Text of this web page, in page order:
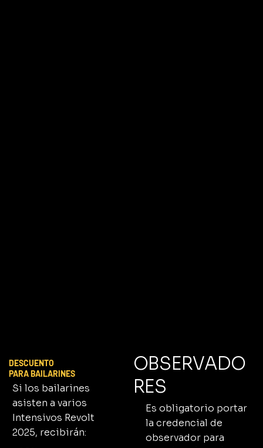
DESCUENTO
PARA BAILARINES
Si los bailarines
asisten a varios
Intensivos Revolt
2025, recibirán:
OBSERVADO
RES
Es obligatorio portar
la credencial de
observador para